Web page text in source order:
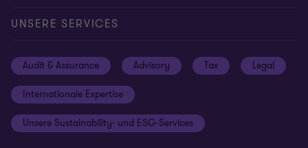
Hinweisgebersystem
Login
Karriere
Newsletter Anmeldung
Impressum
Informationspflichten DS-GVO
Rechtliche Hinweise
Cookie-Einstellungen
UNSERE SERVICES
Audit & Assurance Advisory Tax Legal
Internationale Expertise
Unsere Sustainability- und ESG-Services